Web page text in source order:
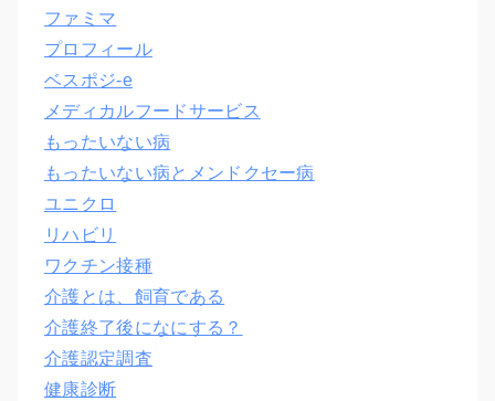
ファミマ
プロフィール
ベスポジ-e
メディカルフードサービス
もったいない病
もったいない病とメンドクセー病
ユニクロ
リハビリ
ワクチン接種
介護とは、飼育である
介護終了後になにする？
介護認定調査
健康診断